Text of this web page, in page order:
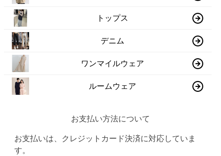
トップス
デニム
ワンマイルウェア
ルームウェア
お支払い方法について
お支払いは、クレジットカード決済に対応していま
す。